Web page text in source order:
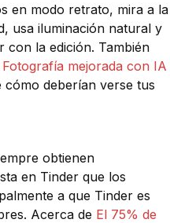
en modo retrato, mira a la
usa iluminación natural y
con la edición. También
Fotografía mejorada con IA
cómo deberían verse tus
obtienen
en Tinder que los
a que Tinder es
Acerca de El 75% de